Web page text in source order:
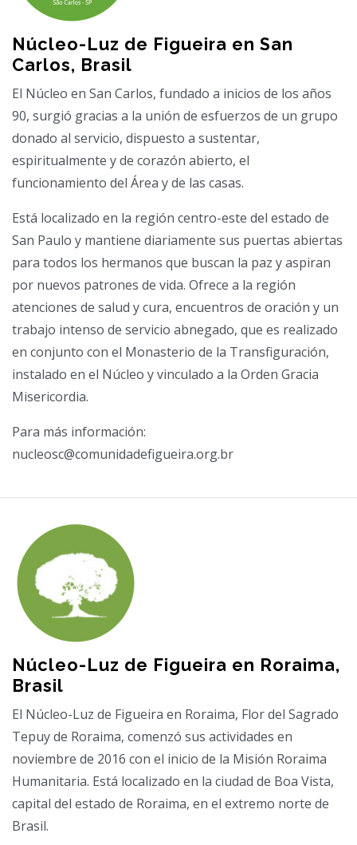
Núcleo-Luz de Figueira en San
Carlos, Brasil
El Núcleo en San Carlos, fundado a inicios de los años
90, surgió gracias a la unión de esfuerzos de un grupo
donado al servicio, dispuesto a sustentar,
espiritualmente y de corazón abierto, el
funcionamiento del Área y de las casas.
Está localizado en la región centro-este del estado de
San Paulo y mantiene diariamente sus puertas abiertas
para todos los hermanos que buscan la paz y aspiran
por nuevos patrones de vida. Ofrece a la región
atenciones de salud y cura, encuentros de oración y un
trabajo intenso de servicio abnegado, que es realizado
en conjunto con el Monasterio de la Transfiguración,
instalado en el Núcleo y vinculado a la Orden Gracia
Misericordia.
Para más información:
nucleosc@comunidadefigueira.org.br
Núcleo-Luz de Figueira en Roraima,
Brasil
El Núcleo-Luz de Figueira en Roraima, Flor del Sagrado
Tepuy de Roraima, comenzó sus actividades en
noviembre de 2016 con el inicio de la Misión Roraima
Humanitaria. Está localizado en la ciudad de Boa Vista,
capital del estado de Roraima, en el extremo norte de
Brasil.